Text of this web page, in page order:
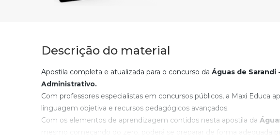
Descrição do material
Apostila completa e atualizada para o concurso da Águas de Sarandi
Administrativo.
Com professores especialistas em concursos públicos, a Maxi Educa
linguagem objetiva e recursos pedagógicos avançados.
Com os elementos de aprendizagem contidos nesta apostila da
mesmo começando do zero, poderá se preparar de forma adequada